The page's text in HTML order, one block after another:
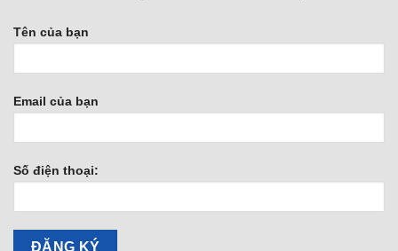
Tên của bạn
Email của bạn
Số điện thoại: